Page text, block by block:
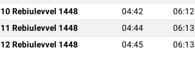
10 Rebiulevvel 1448 04:42 06:12
11 Rebiulevvel 1448 04:44 06:13
12 Rebiulevvel 1448 04:45 06:13